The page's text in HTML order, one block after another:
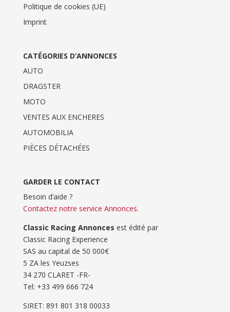
Politique de cookies (UE)
Imprint
CATÉGORIES D’ANNONCES
AUTO
DRAGSTER
MOTO
VENTES AUX ENCHERES
AUTOMOBILIA
PIÈCES DÉTACHÉES
GARDER LE CONTACT
Besoin d’aide ?
Contactez notre service Annonces.
Classic Racing Annonces est édité par
Classic Racing Experience
SAS au capital de 50 000€
5 ZA les Yeuzses
34 270 CLARET -FR-
Tel: ‭+33 499 666 724‬
SIRET: 891 801 318 00033